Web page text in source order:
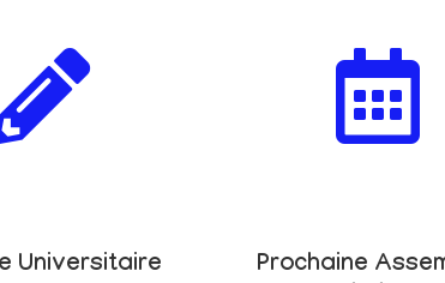
Universitaire
Prochaine